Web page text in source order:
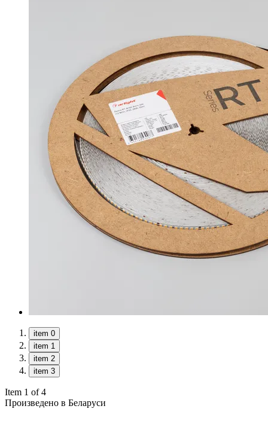
item 0
item 1
item 2
item 3
Item 1 of 4
Произведено в Беларуси